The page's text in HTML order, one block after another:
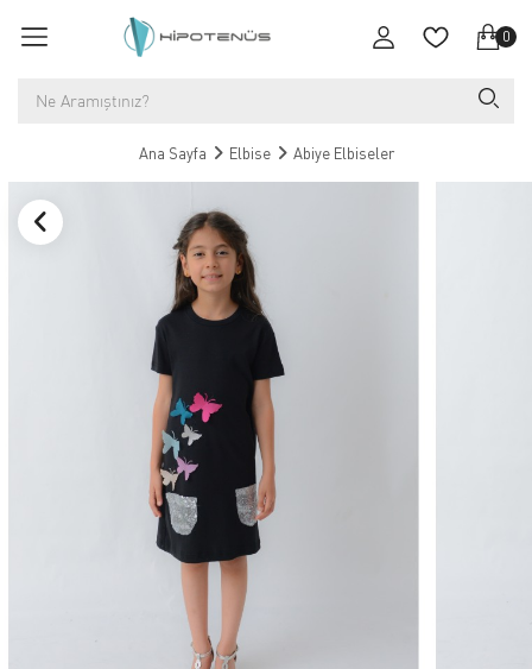
0
Ana Sayfa Elbise Abiye Elbiseler